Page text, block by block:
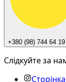
+380 (98) 744 64 19
Слідкуйте за